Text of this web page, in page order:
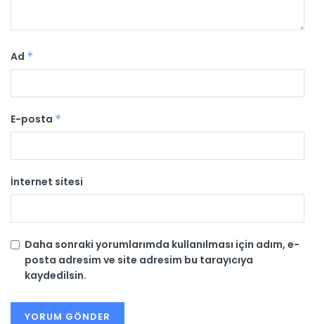
Ad *
E-posta *
İnternet sitesi
Daha sonraki yorumlarımda kullanılması için adım, e-
posta adresim ve site adresim bu tarayıcıya
kaydedilsin.